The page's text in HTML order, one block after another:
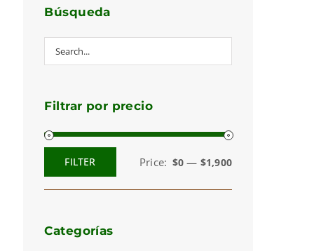
Búsqueda
Filtrar por precio
price
price
FILTER Price: $0— $1,900
Categorías